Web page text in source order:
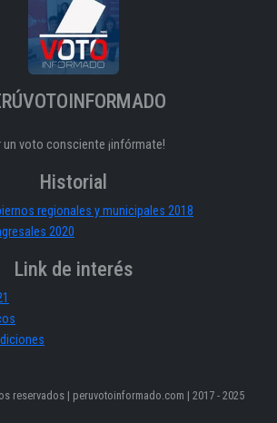
un voto consciente ¡infórmate!
Historial
regionales y municipales 2018
2020
Link de interés
reservados | peruvotoinformado.com | 2017 - 2025